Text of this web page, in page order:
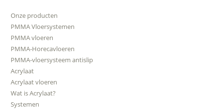
Onze producten
PMMA Vloersystemen
PMMA vloeren
PMMA-Horecavloeren
PMMA-vloersysteem antislip
Acrylaat
Acrylaat vloeren
Wat is Acrylaat?
Systemen